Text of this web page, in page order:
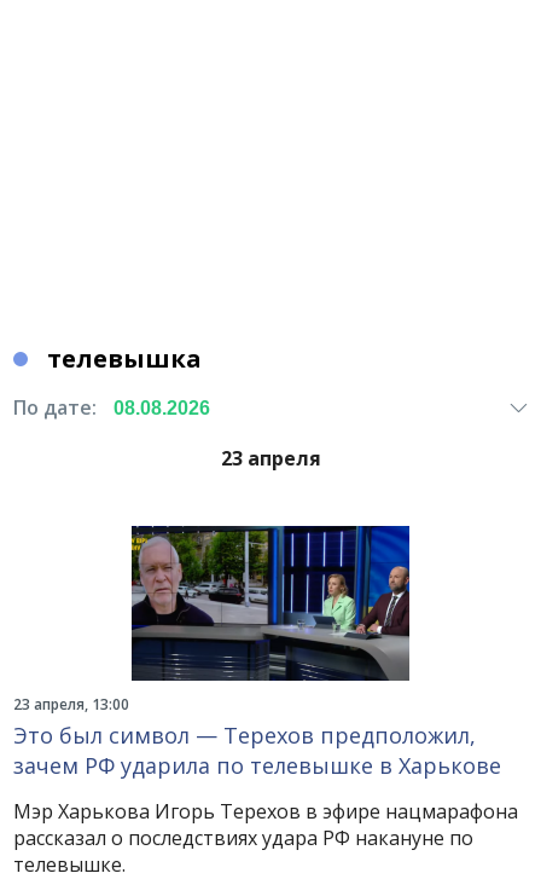
телевышка
По дате:
23 апреля
23 апреля, 13:00
Это был символ — Терехов предположил,
зачем РФ ударила по телевышке в Харькове
Мэр Харькова Игорь Терехов в эфире нацмарафона
рассказал о последствиях удара РФ накануне по
телевышке.